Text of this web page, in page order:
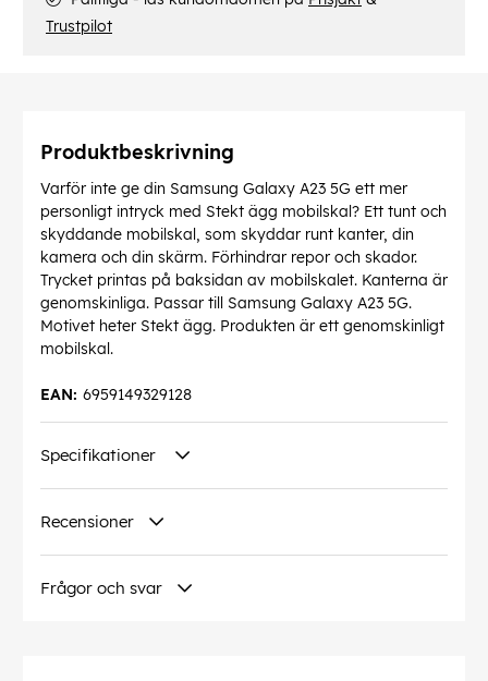
Trustpilot
Produktbeskrivning
Varför inte ge din Samsung Galaxy A23 5G ett mer
personligt intryck med Stekt ägg mobilskal? Ett tunt och
skyddande mobilskal, som skyddar runt kanter, din
kamera och din skärm. Förhindrar repor och skador.
Trycket printas på baksidan av mobilskalet. Kanterna är
genomskinliga. Passar till Samsung Galaxy A23 5G.
Motivet heter Stekt ägg. Produkten är ett genomskinligt
mobilskal.
6959149329128
EAN:
Specifikationer
Recensioner
Frågor och svar